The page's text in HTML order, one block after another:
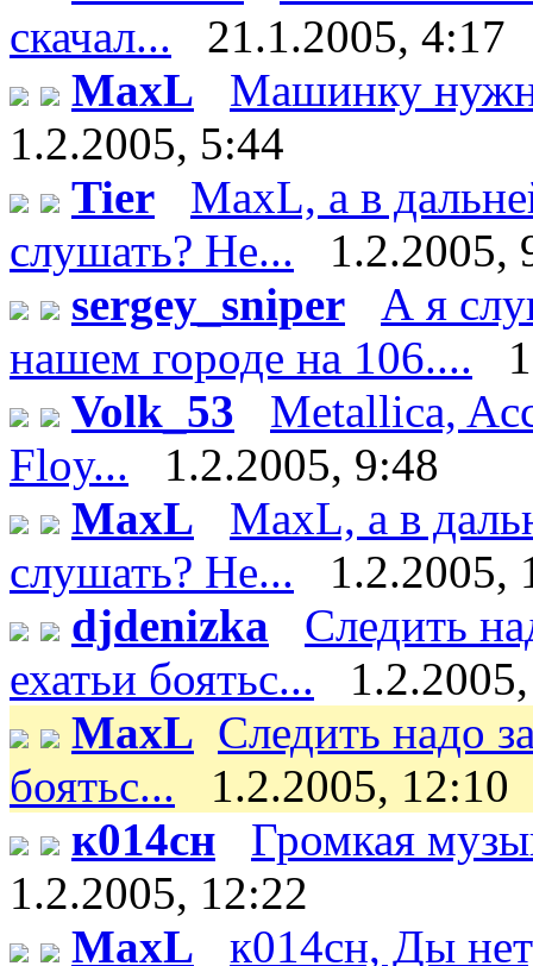
скачал...
21.1.2005, 4:17
MaxL
Машинку
1.2.2005, 5:44
Tier
MaxL, а в
слушать? Не...
1.2.2005,
sergey_sniper
А я
нашем городе на 106....
Volk_53
Metallica,
Floy...
1.2.2005, 9:48
MaxL
MaxL, а в
слушать? Не...
1.2.2005,
djdenizka
Следить
ехатьи боятьс...
MaxL Следить надо
боятьс...
1.2.2005, 12:10
к014сн
Громкая
1.2.2005, 12:22
MaxL
к014сн, Ды